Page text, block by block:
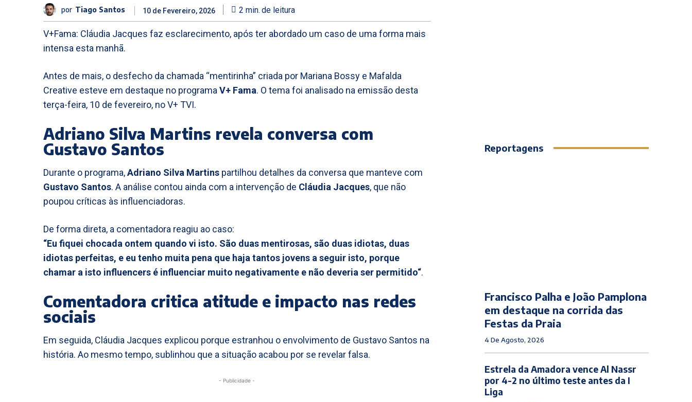
por Tiago Santos 10 de Fevereiro, 2026 2 min. de leitura
V+Fama: Cláudia Jacques faz esclarecimento, após ter abordado um caso de uma forma mais
intensa esta manhã.
Antes de mais, o desfecho da chamada “mentirinha” criada por Mariana Bossy e Mafalda
Creative esteve em destaque no programaV+ Fama. O tema foi analisado na emissão desta
terça-feira, 10 de fevereiro, no V+ TVI.
Adriano Silva Martins revela conversa com
Gustavo Santos
Durante o programa,Adriano Silva Martins partilhou detalhes da conversa que manteve com
Gustavo Santos. A análise contou ainda com a intervenção de Cláudia Jacques, que não
poupou críticas às influenciadoras.
De forma direta, a comentadora reagiu ao caso:
“Eu fiquei chocada ontem quando vi isto. São duas mentirosas, são duas idiotas, duas
idiotas perfeitas, e eu tenho muita pena que haja tantos jovens a seguir isto, porque
chamar a isto influencers é influenciar muito negativamente e não deveria ser permitido“.
Comentadora critica atitude e impacto nas redes
sociais
Em seguida, Cláudia Jacques explicou porque estranhou o envolvimento de Gustavo Santos na
história. Ao mesmo tempo, sublinhou que a situação acabou por se revelar falsa.
- Publicidade -
Reportagens
Francisco Palha e João Pamplona
em destaque na corrida das
Festas da Praia
4 De Agosto, 2026
Estrela da Amadora vence Al Nassr
por 4-2 no último teste antes da I
Liga